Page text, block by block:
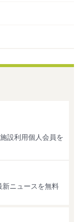
設利用個人会員を
新ニュースを無料